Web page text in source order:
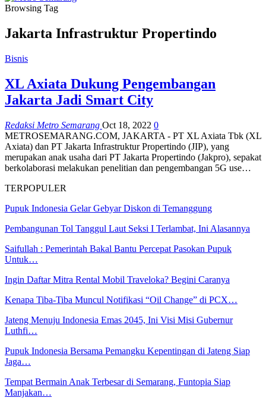
Browsing Tag
Jakarta Infrastruktur Propertindo
Bisnis
XL Axiata Dukung Pengembangan
Jakarta Jadi Smart City
Redaksi Metro Semarang Oct 18, 2022 0
METROSEMARANG.COM, JAKARTA - PT XL Axiata Tbk (XL
Axiata) dan PT Jakarta Infrastruktur Propertindo (JIP), yang
merupakan anak usaha dari PT Jakarta Propertindo (Jakpro), sepakat
berkolaborasi melakukan penelitian dan pengembangan 5G use…
TERPOPULER
Pupuk Indonesia Gelar Gebyar Diskon di Temanggung
Pembangunan Tol Tanggul Laut Seksi I Terlambat, Ini Alasannya
Saifullah : Pemerintah Bakal Bantu Percepat Pasokan Pupuk
Untuk…
Ingin Daftar Mitra Rental Mobil Traveloka? Begini Caranya
Kenapa Tiba-Tiba Muncul Notifikasi “Oil Change” di PCX…
Jateng Menuju Indonesia Emas 2045, Ini Visi Misi Gubernur
Luthfi…
Pupuk Indonesia Bersama Pemangku Kepentingan di Jateng Siap
Jaga…
Tempat Bermain Anak Terbesar di Semarang, Funtopia Siap
Manjakan…